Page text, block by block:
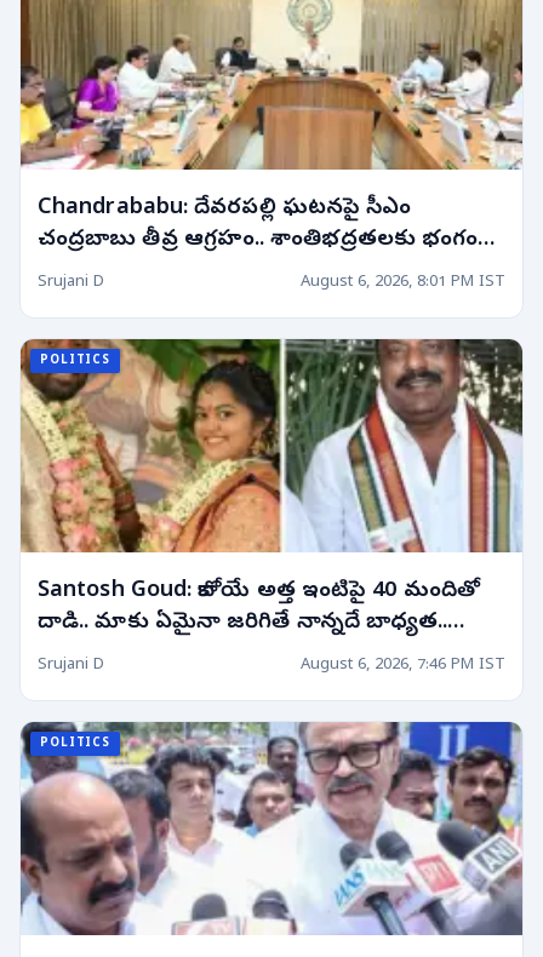
Chandrababu: దేవరపల్లి ఘటనపై సీఎం
చంద్రబాబు తీవ్ర ఆగ్రహం.. శాంతిభద్రతలకు భంగం
కలిగిస్తే కఠిన చర్యలు తప్పవని హెచ్చరిక!
Srujani D August 6, 2026, 8:01 PM IST
POLITICS
Santosh Goud: కాబోయే అత్త ఇంటిపై 40 మందితో
దాడి.. మాకు ఏమైనా జరిగితే నాన్నదే బాధ్యత..
ఎమ్మెల్యే కుమారుడి సంచలన వ్యాఖ్యలు
Srujani D August 6, 2026, 7:46 PM IST
POLITICS